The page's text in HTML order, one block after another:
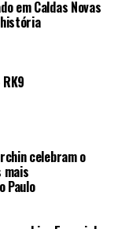
em Caldas Novas
celebram o
mais
Paulo